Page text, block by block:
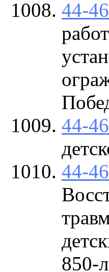
44-
44-
44-
850-